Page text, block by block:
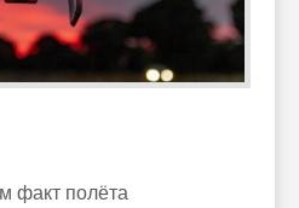
факт полёта